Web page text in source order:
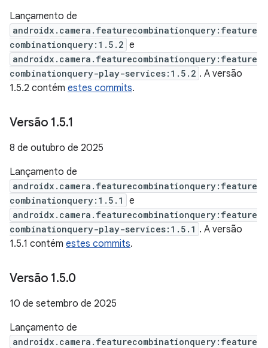
Lançamento de
androidx.camera.featurecombinationquery:feature
combinationquery:1.5.2 e
androidx.camera.featurecombinationquery:feature
combinationquery-play-services:1.5.2 . A versão
1.5.2 contém estes commits.
Versão 1.5.1
8 de outubro de 2025
Lançamento de
androidx.camera.featurecombinationquery:feature
combinationquery:1.5.1
e
androidx.camera.featurecombinationquery:feature
combinationquery-play-services:1.5.1 . A versão
1.5.1 contém estes commits.
Versão 1.5.0
10 de setembro de 2025
Lançamento de
androidx.camera.featurecombinationquery:feature